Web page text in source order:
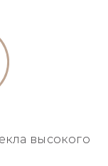
высокого